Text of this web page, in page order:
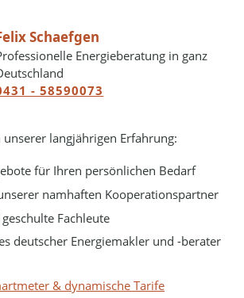
Schaefgen
Energieberatung in ganz
- 58590073
langjährigen Erfahrung:
für Ihren persönlichen Bedarf
namhaften Kooperationspartner
Fachleute
deutscher Energiemakler und -berater
& dynamische Tarife